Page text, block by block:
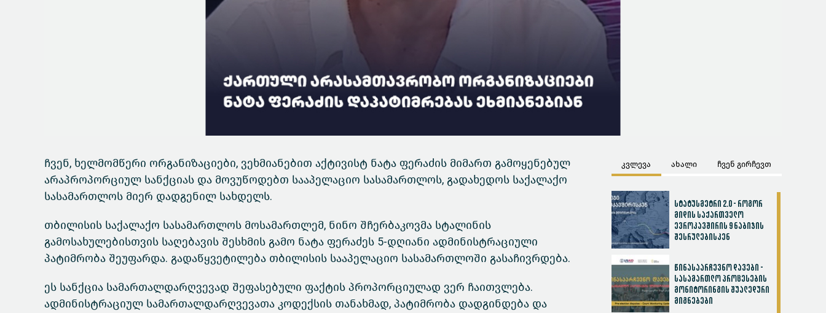
ჩვენ, ხელმომწერი ორგანიზაციები, ვეხმიანებით აქტივისტ ნატა ფერაძის მიმართ გამოყენებულ
არაპროპორციულ სანქციას და მოვუწოდებთ სააპელაციო სასამართლოს, გადახედოს საქალაქო
სასამართლოს მიერ დადგენილ სახდელს.
თბილისის საქალაქო სასამართლოს მოსამართლემ, ნინო შჩერბაკოვმა სტალინის
გამოსახულებისთვის საღებავის შესხმის გამო ნატა ფერაძეს 5-დღიანი ადმინისტრაციული
პატიმრობა შეუფარდა. გადაწყვეტილება თბილისის სააპელაციო სასამართლოში გასაჩივრდება.
ეს სანქცია სამართალდარღვევად შეფასებული ფაქტის პროპორციულად ვერ ჩაითვლება.
ადმინისტრაციულ სამართალდარღვევათა კოდექსის თანახმად, პატიმრობა დადგინდება და
კვლევა ახალი ჩვენ გირჩევთ
სტატუსმეტრი 2.0 - როგორ
მიდის საქართველო
ევროკავშირის 9 ნაბიჯის
შესრულებისკენ
წინასაარჩევნო დავები -
სასამართლო პროცესების
მონიტორინგის შუალედური
მიგნებები